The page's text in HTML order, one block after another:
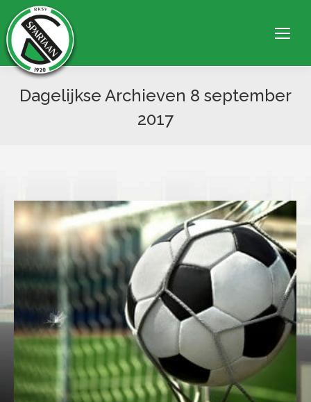
Dagelijkse Archieven 8 september
2017